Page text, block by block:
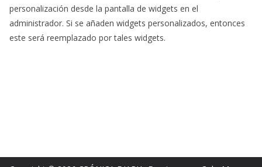
personalización desde la pantalla de widgets en el
administrador. Si se añaden widgets personalizados, entonces
este será reemplazado por tales widgets.